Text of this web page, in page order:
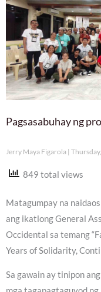
Pagsasabuhay ng
Jerry Maya Figarola
849 total views
Matagumpay na
ang ikatlong General
Occidental sa temang
Years of Solidarity,
Sa gawain ay tinipon